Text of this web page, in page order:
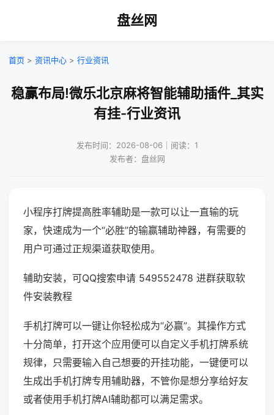
盘丝网
首页 > 资讯中心 > 行业资讯
稳赢布局!微乐北京麻将智能辅助插件_其实
有挂-行业资讯
发布时间：2026-08-06｜阅读：1
发布者：盘丝网
小程序打牌提高胜率辅助是一款可以让一直输的玩
家，快速成为一个“必胜”的输赢辅助神器，有需要的
用户可通过正规渠道获取使用。
辅助安装，可QQ搜索申请 549552478 进群获取软
件安装教程
手机打牌可以一键让你轻松成为“必赢”。其操作方式
十分简单，打开这个应用便可以自定义手机打牌系统
规律，只需要输入自己想要的开挂功能，一键便可以
生成出手机打牌专用辅助器，不管你是想分享给好友
或者使用手机打牌AI辅助都可以满足需求。